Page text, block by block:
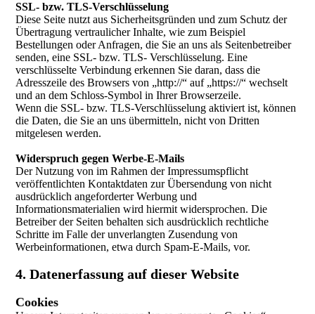
SSL- bzw. TLS-Verschlüsselung
Diese Seite nutzt aus Sicherheitsgründen und zum Schutz der
Übertragung vertraulicher Inhalte, wie zum Beispiel
Bestellungen oder Anfragen, die Sie an uns als Seitenbetreiber
senden, eine SSL- bzw. TLS- Verschlüsselung. Eine
verschlüsselte Verbindung erkennen Sie daran, dass die
Adresszeile des Browsers von „http://“ auf „https://“ wechselt
und an dem Schloss-Symbol in Ihrer Browserzeile.
Wenn die SSL- bzw. TLS-Verschlüsselung aktiviert ist, können
die Daten, die Sie an uns übermitteln, nicht von Dritten
mitgelesen werden.
Widerspruch gegen Werbe-E-Mails
Der Nutzung von im Rahmen der Impressumspflicht
veröffentlichten Kontaktdaten zur Übersendung von nicht
ausdrücklich angeforderter Werbung und
Informationsmaterialien wird hiermit widersprochen. Die
Betreiber der Seiten behalten sich ausdrücklich rechtliche
Schritte im Falle der unverlangten Zusendung von
Werbeinformationen, etwa durch Spam-E-Mails, vor.
4. Datenerfassung auf dieser Website
Cookies